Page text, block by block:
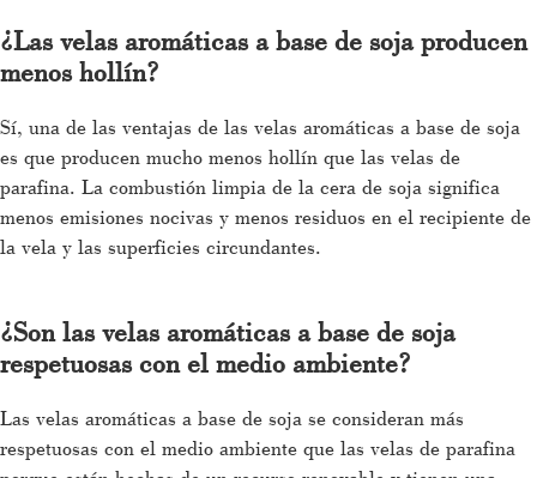
¿Las velas aromáticas a base de soja producen
menos hollín?
Sí, una de las ventajas de las velas aromáticas a base de soja
es que producen mucho menos hollín que las velas de
parafina. La combustión limpia de la cera de soja significa
menos emisiones nocivas y menos residuos en el recipiente de
la vela y las superficies circundantes.
¿Son las velas aromáticas a base de soja
respetuosas con el medio ambiente?
Las velas aromáticas a base de soja se consideran más
respetuosas con el medio ambiente que las velas de parafina